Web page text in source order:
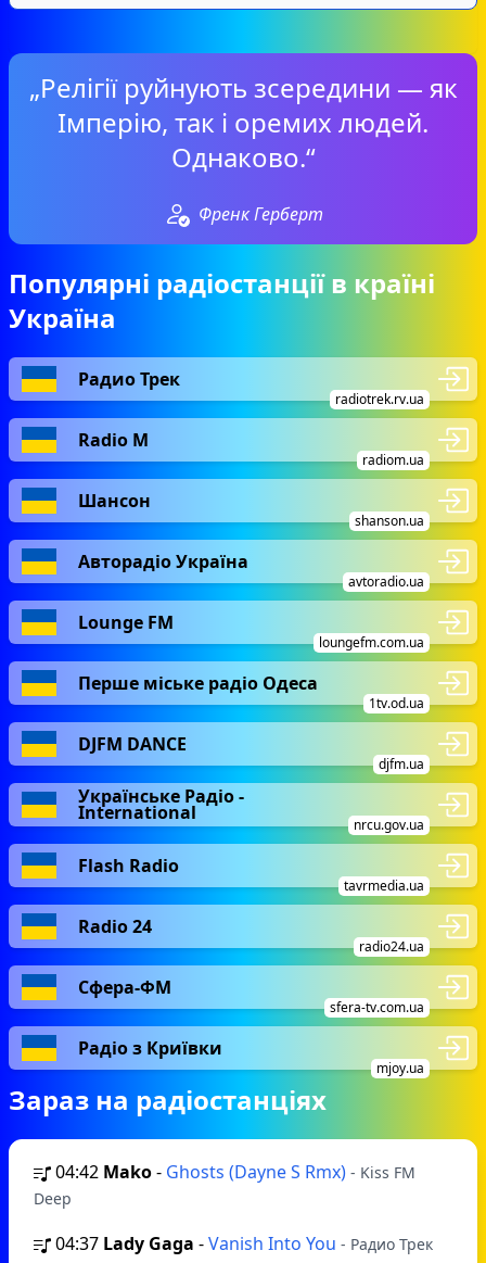
„Релігії руйнують зсередини — як
Імперію, так і оремих людей.
Однаково.“
Френк Герберт
Популярні радіостанції в країні
Україна
Радио Трек
radiotrek.rv.ua
Radio М
radiom.ua
Шансон
shanson.ua
Авторадіо Україна
avtoradio.ua
Lounge FM
loungefm.com.ua
Перше міське радіо Одеса
1tv.od.ua
DJFM DANCE
djfm.ua
Українське Радіо -
International
nrcu.gov.ua
Flash Radio
tavrmedia.ua
Radio 24
radio24.ua
Сфера-ФМ
sfera-tv.com.ua
Радіо з Криївки
mjoy.ua
Зараз на радіостанціях
04:42 Mako- Ghosts (Dayne S Rmx) - Kiss FM
Deep
04:37 Lady Gaga -Vanish Into You - Радио Трек